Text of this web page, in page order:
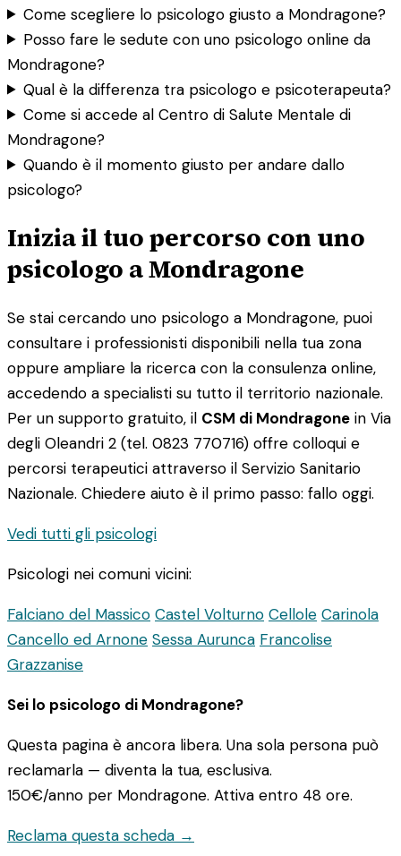
Come scegliere lo psicologo giusto a Mondragone?
Posso fare le sedute con uno psicologo online da
Mondragone?
Qual è la differenza tra psicologo e psicoterapeuta?
Come si accede al Centro di Salute Mentale di
Mondragone?
Quando è il momento giusto per andare dallo
psicologo?
Inizia il tuo percorso con uno
psicologo a Mondragone
Se stai cercando uno psicologo a Mondragone, puoi
consultare i professionisti disponibili nella tua zona
oppure ampliare la ricerca con la consulenza online,
accedendo a specialisti su tutto il territorio nazionale.
Per un supporto gratuito, il CSM di Mondragone in Via
degli Oleandri 2 (tel. 0823 770716) offre colloqui e
percorsi terapeutici attraverso il Servizio Sanitario
Nazionale. Chiedere aiuto è il primo passo: fallo oggi.
Vedi tutti gli psicologi
Psicologi nei comuni vicini:
Falciano del Massico Castel Volturno Cellole Carinola
Cancello ed Arnone Sessa Aurunca Francolise
Grazzanise
Sei lo psicologo di Mondragone?
Questa pagina è ancora libera. Una sola persona può
reclamarla — diventa la tua, esclusiva.
150€/anno per Mondragone. Attiva entro 48 ore.
Reclama questa scheda →